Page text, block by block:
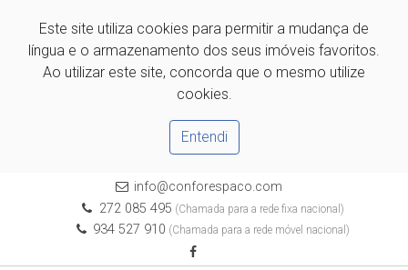
Este site utiliza cookies para permitir a mudança de
língua e o armazenamento dos seus imóveis favoritos.
Ao utilizar este site, concorda que o mesmo utilize
cookies.
Entendi
info@conforespaco.com
272 085 495 (Chamada para a rede fixa nacional)
934 527 910 (Chamada para a rede móvel nacional)